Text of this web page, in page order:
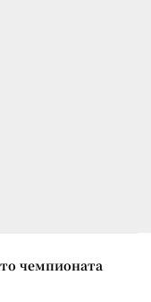
чемпионата